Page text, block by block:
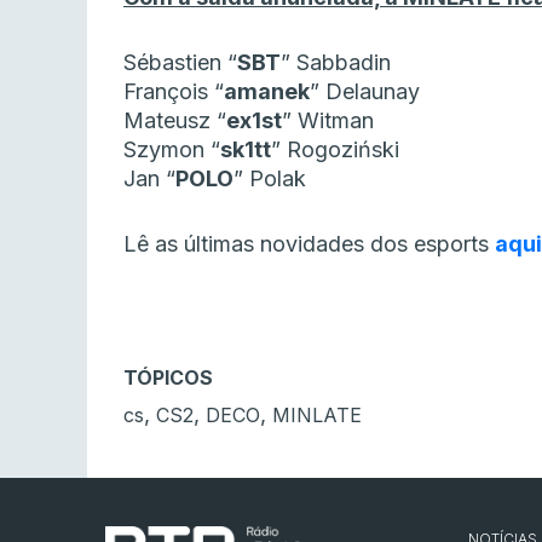
Sébastien “⁠SBT⁠” Sabbadin
François “⁠amanek⁠” Delaunay
Mateusz “⁠ex1st⁠” Witman
Szymon “⁠sk1tt⁠” Rogoziński
Jan “⁠POLO⁠” Polak
Lê as últimas novidades dos esports aqui
TÓPICOS
cs, CS2, DECO, MINLATE